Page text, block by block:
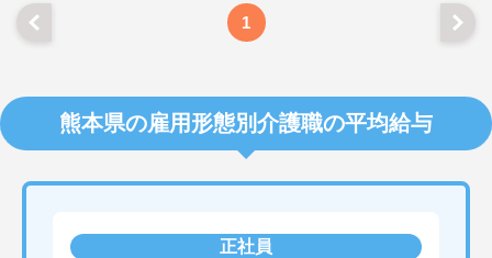
1
熊本県の雇用形態別介護職の平均給与
正社員